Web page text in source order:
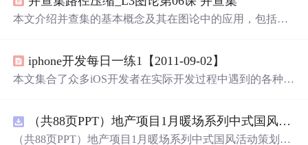
本文介绍并查集的基本概念及其在图论中的应用，包括解
iphone开发每日一练1【2011-09-02】
本文集合了众多iOS开发者在实际开发过程中遇到的各种问
（共88页PPT）地产项目1月暖场系列中式国风活动策划方案.pptx
（共88页PPT）地产项目1月暖场系列中式国风活动策划方